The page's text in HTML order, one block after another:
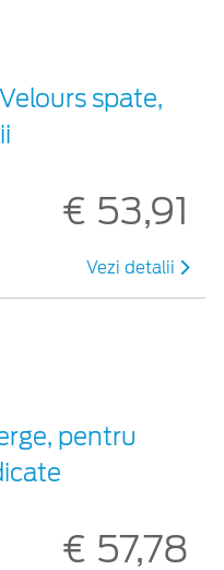
spate,
€ 53,91
Vezi detalii
pentru
€ 57,78